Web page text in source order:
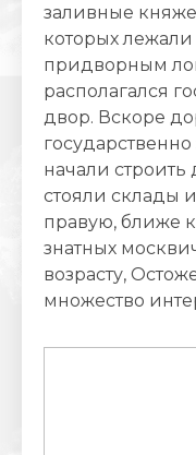
заливные
которых лежали
придворным
располагался
двор. Вскоре
начали
стояли склады
правую, ближе
знатных
возрасту,
множество